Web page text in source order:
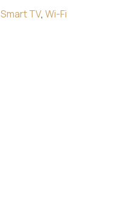
Smart TV, Wi-Fi